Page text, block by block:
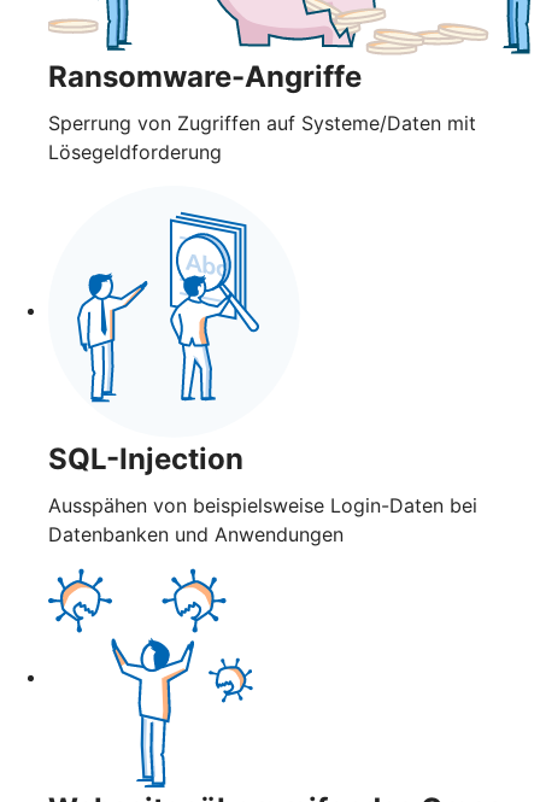
Ransomware-Angriffe
Sperrung von Zugriffen auf Systeme/Daten mit
Lösegeldforderung
SQL-Injection
Ausspähen von beispielsweise Login-Daten bei
Datenbanken und Anwendungen